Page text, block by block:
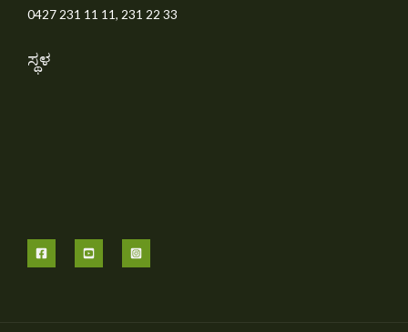
0427 231 11 11, 231 22 33
ಸ್ಥಳ